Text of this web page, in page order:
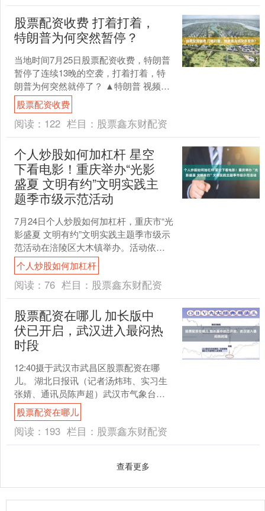
股票配资收费 打着打着，
特朗普为何突然暂停？
当地时间7月25日股票配资收费，特朗普
暂停了连续13晚的空袭，打着打着，特
朗普为何突然就停了？ ▲特朗普 视频截
图 市面上有很多猜测： 有说是美军弹药
打光了，这....
股票配资收费
阅读： 122 栏目： 股票鑫东财配资
个人炒股如何加杠杆 星空
下看电影！重庆举办“光影
盛夏 文明有约”文明实践主
题季市级示范活动
7月24日个人炒股如何加杠杆，重庆市“光
影盛夏 文明有约”文明实践主题季市级示
范活动在涪陵区大木镇举办。活动依托
高海拔避暑地人流集聚优势，以惠民露
天电影为核心载....
个人炒股如何加杠杆
阅读： 76 栏目： 股票鑫东财配资
股票配资在哪儿 加长版中
伏已开启，武汉进入最闷热
时段
12:40摄于武汉市武昌区股票配资在哪
儿。 湖北日报讯（记者汤炜玮、实习生
张婧、通讯员陈声超）武汉市气象台
2026年7月25日7时0分发布高温黄色预警
信号：预计....
股票配资在哪儿
阅读： 193 栏目： 股票鑫东财配资
查看更多